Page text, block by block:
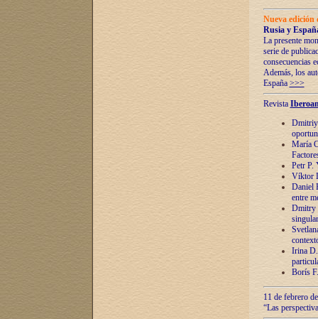
Nueva
Rusia y
La presente
serie de
consecuencias
Además, los
España >>>
Revista
Dmitriy
María
Petr P.
Víktor
Daniel
entre
Dmitry
Irina
Borís
11 de febrero
“Las